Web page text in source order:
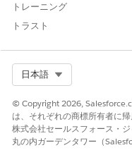
など、よく使用され
の情報は、インスタン
この記事で
ご意見を
トレーニング
トラスト
日本語
© Copyright 2026,
は、それぞれの商標所有者に帰
株式会社セールスフォース・
丸の内ガーデンタワー（